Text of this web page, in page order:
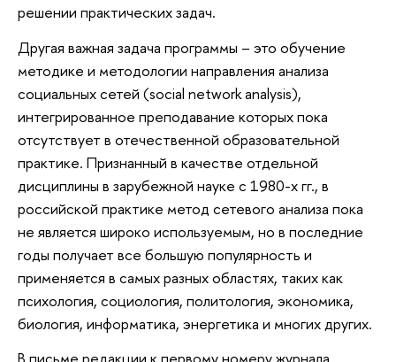
решении практических задач.
Другая важная задача программы – это обучение
методике и методологии направления анализа
социальных сетей (social network analysis),
интегрированное преподавание которых пока
отсутствует в отечественной образовательной
практике. Признанный в качестве отдельной
дисциплины в зарубежной науке с 1980-х гг., в
российской практике метод сетевого анализа пока
не является широко используемым, но в последние
годы получает все большую популярность и
применяется в самых разных областях, таких как
психология, социология, политология, экономика,
биология, информатика, энергетика и многих других.